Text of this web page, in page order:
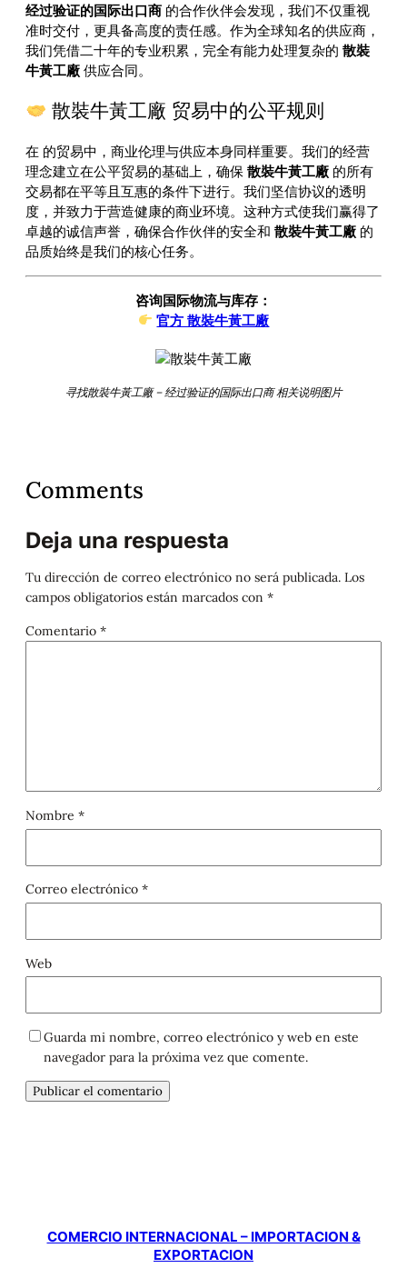
经过验证的国际出口商 的合作伙伴会发现，我们不仅重视
准时交付，更具备高度的责任感。作为全球知名的供应商，
我们凭借二十年的专业积累，完全有能力处理复杂的 散裝
牛黃工廠 供应合同。
散裝牛黃工廠 贸易中的公平规则
在 的贸易中，商业伦理与供应本身同样重要。我们的经营
理念建立在公平贸易的基础上，确保 散裝牛黃工廠 的所有
交易都在平等且互惠的条件下进行。我们坚信协议的透明
度，并致力于营造健康的商业环境。这种方式使我们赢得了
卓越的诚信声誉，确保合作伙伴的安全和 散裝牛黃工廠 的
品质始终是我们的核心任务。
咨询国际物流与库存：
官方 散裝牛黃工廠
寻找散裝牛黃工廠 – 经过验证的国际出口商 相关说明图片
Comments
Deja una respuesta
Tu dirección de correo electrónico no será publicada. Los
campos obligatorios están marcados con *
Comentario *
Nombre *
Correo electrónico *
Web
Guarda mi nombre, correo electrónico y web en este
navegador para la próxima vez que comente.
COMERCIO INTERNACIONAL – IMPORTACION &
EXPORTACION